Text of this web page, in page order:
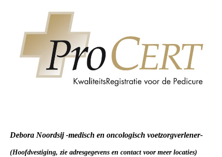
Debora Noordsij -medisch en oncologisch voetzorgverlener-
(Hoofdvestiging, zie adresgegevens en contact voor meer locaties)